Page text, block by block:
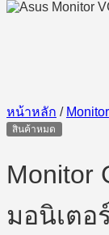
หน้าหลัก / Monitor
สินค้าหมด
Monitor
มอนิเตอ